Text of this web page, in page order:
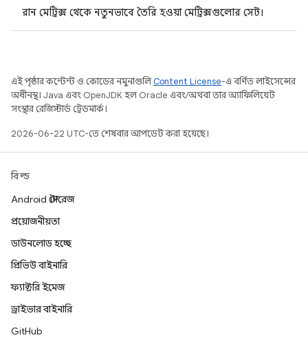
রান মেট্রিক্স থেকে নতুনভাবে তৈরি হওয়া মেট্রিক্সগুলোর সেট।
এই পৃষ্ঠার কন্টেন্ট ও কোডের নমুনাগুলিContent License-এ বর্ণিত লাইসেন্সের
অধীনস্থ। Java এবং OpenJDK হল Oracle এবং/অথবা তার অ্যাফিলিয়েট
সংস্থার রেজিস্টার্ড ট্রেডমার্ক।
2026-06-22 UTC-তে শেষবার আপডেট করা হয়েছে।
বিল্ড
Android স্টোরেজ
প্রয়োজনীয়তা
ডাউনলোড হচ্ছে
প্রিভিউ বাইনারি
ফ্যাক্টরি ইমেজ
ড্রাইভার বাইনারি
GitHub